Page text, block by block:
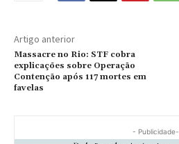
Artigo anterior
Massacre no Rio: STF cobra
explicações sobre Operação
Contenção após 117 mortes em
favelas
- Publicidade-